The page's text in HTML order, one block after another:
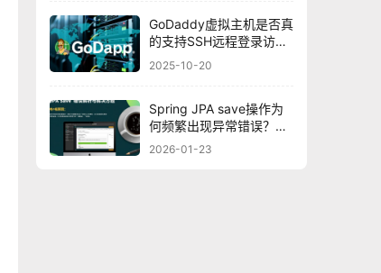
GoDaddy虚拟主机是否真
的支持SSH远程登录访
问？
2025-10-20
Spring JPA save操作为
何频繁出现异常错误？探
究深层原因及解决方案！
2026-01-23